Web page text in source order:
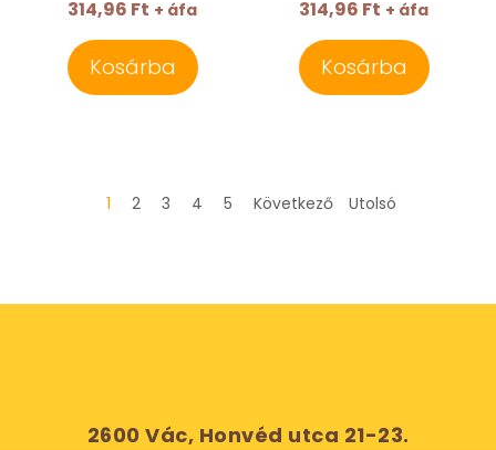
314,96 Ft + áfa
Kosárba
314,96 Ft + áfa
Kosárba
1 2 3 4 5 Következő Utolsó
2600 Vác, Honvéd utca 21-23.